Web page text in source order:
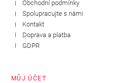
Obchodní podmínky
Spolupracujte s námi
Kontakt
Doprava a platba
GDPR
MŮJ ÚČET